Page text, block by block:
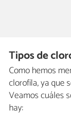
Tipos de
Como hemos
clorofila, ya que
Veamos cuáles
hay: